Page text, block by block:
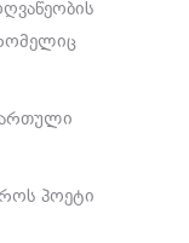
პოეტი